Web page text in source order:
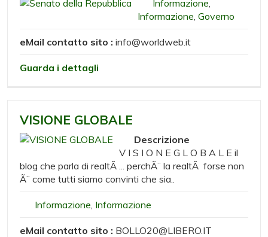
Informazione
Informazione Governo
eMail contatto sito : info@worldweb.it
Guarda i dettagli
VISIONE GLOBALE
Descrizione
V I S I O N E G L O B A L E il
blog che parla di realtÃ ... perchÃ¨ la realtÃ forse non
Ã¨ come tutti siamo convinti che sia..
Informazione Informazione
eMail contatto sito : BOLLO20@LIBERO.IT